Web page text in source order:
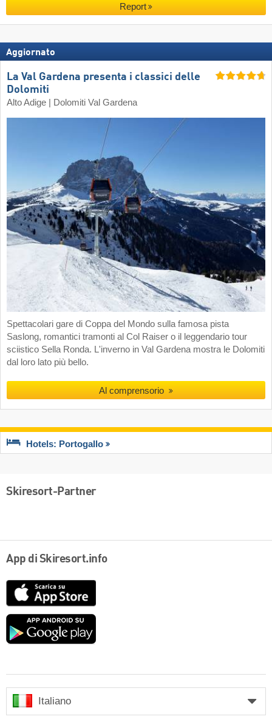
Report
Aggiornato
La Val Gardena presenta i classici delle
Dolomiti
Alto Adige | Dolomiti Val Gardena
Spettacolari gare di Coppa del Mondo sulla famosa pista
Saslong, romantici tramonti al Col Raiser o il leggendario tour
sciistico Sella Ronda. L'inverno in Val Gardena mostra le Dolomiti
dal loro lato più bello.
Al comprensorio
Hotels: Portogallo
Skiresort-Partner
App di Skiresort.info
Google
Italiano